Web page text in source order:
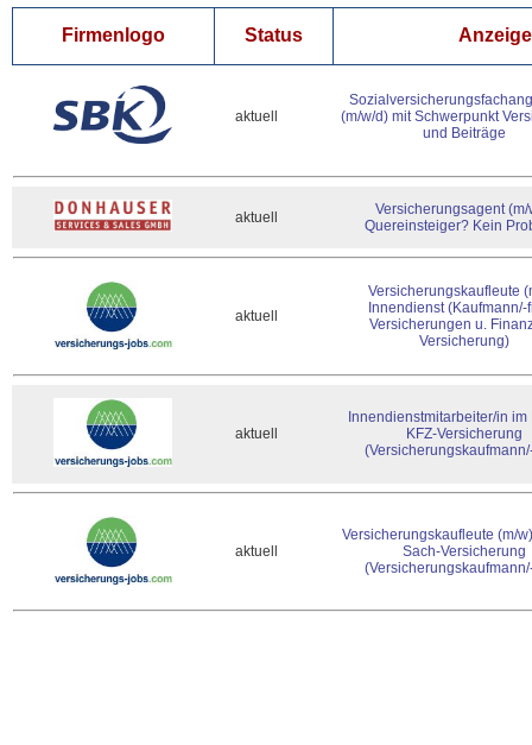
Firmenlogo Status
aktuell
(m/w/d) mit Schwerpunkt
und Beiträge
aktuell
Versicherungsagent (m/
Quereinsteiger? Kein
aktuell
Versicherungskaufleute
Innendienst (Kaufmann/-
Versicherungen u.
Versicherung)
aktuell
Innendienstmitarbeiter/in im
KFZ-Versicherung
aktuell
Versicherungskaufleute (m/
Sach-Versicherung